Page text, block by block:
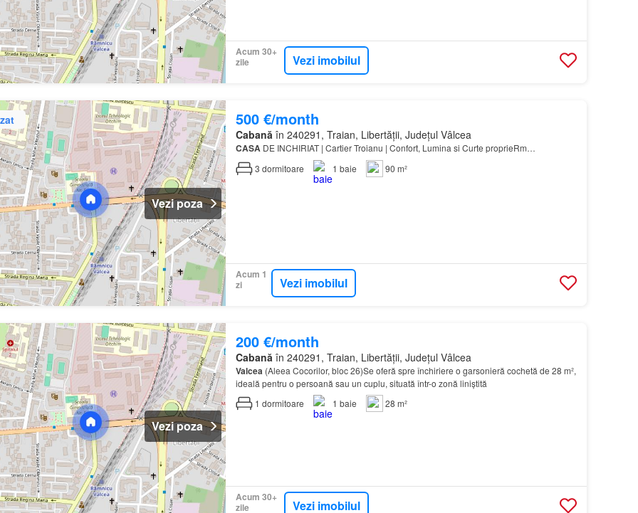
Acum 30+
zile
Vezi imobilul
Vezi poza
500 €/month
Cabanăîn 240291, Traian, Libertății, Județul Vâlcea
CASADE INCHIRIAT | Cartier Troianu | Confort, Lumina si Curte proprieRm…
3 dormitoare 1 baie 90 m²
Acum 1
zi
Vezi imobilul
Vezi poza
200 €/month
Cabanăîn 240291, Traian, Libertății, Județul Vâlcea
Valcea(Aleea Cocorilor, bloc 26)Se oferă spre închiriere o garsonieră cochetă de 28 m²,
ideală pentru o persoană sau un cuplu, situată într-o zonă liniștită
1 dormitoare 1 baie 28 m²
Acum 30+
zile
Vezi imobilul